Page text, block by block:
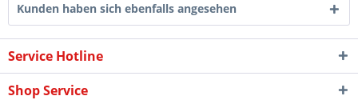
Kunden haben sich ebenfalls angesehen
Service Hotline
Shop Service